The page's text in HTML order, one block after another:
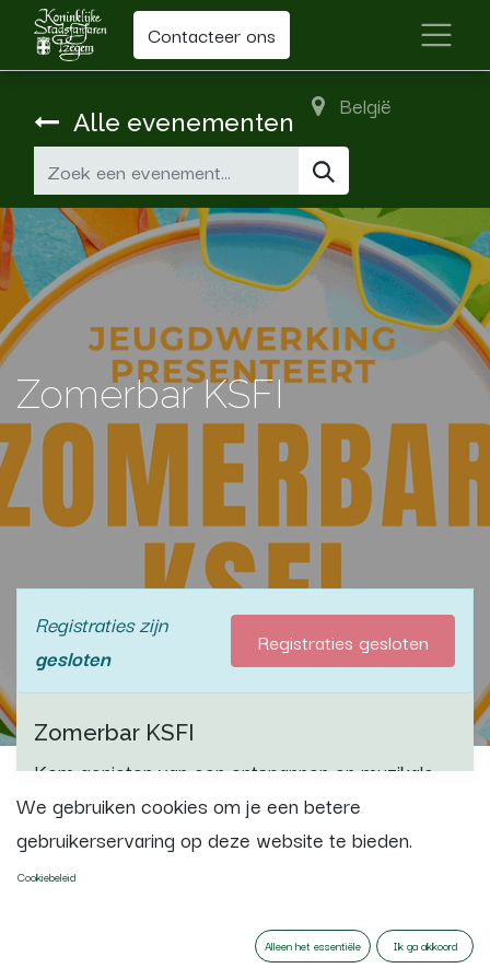
Contacteer ons
Alle evenementen
België
Zomerbar KSFI
Registraties zijn
gesloten
Registraties gesloten
Zomerbar KSFI
Kom genieten van een ontspannen en muzikale
start van de vakantie in onze gezellige zomerbar!
Laat je meevoeren door Euphonia en BBKSFI, die
een luchtig en sfeervol concert brengen om
helemaal in de zomerse stemming te komen.
We gebruiken cookies om je een betere
gebruikerservaring op deze website te bieden.
Cookiebeleid
Alleen het essentiële Ik ga akkoord